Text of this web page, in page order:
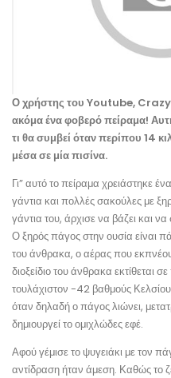
Ο χρήστης του Youtube,
ακόμα ένα φοβερό πείραμα!
τι θα συμβεί όταν περίπου 14
μέσα σε μία πισίνα.
Γι” αυτό το πείραμα χρειάστηκε
γάντια και πολλές σακούλες με
γάντια του, άρχισε να βάζει και
Ο ξηρός πάγος στην ουσία είναι
του άνθρακα, ο αέρας που
διοξείδιο του άνθρακα εκτίθεται
τουλάχιστον -42 βαθμούς
όταν δηλαδή ο πάγος λιώνει,
δημιουργεί το ομιχλώδες εφέ.
Αφού γέμισε το ψυγειάκι με τον
αντίδραση ήταν άμεση. Καθώς το